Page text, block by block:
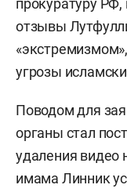
прокуратуру РФ,
отзывы
угрозы
Поводом для
органы стал
удаления видео
имама Линник